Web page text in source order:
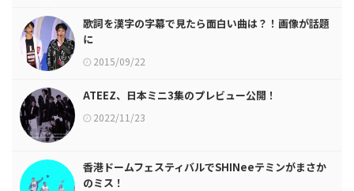
歌詞を漢字の字幕で見たら面白い曲は？！画像が話題
に
2015/09/22
ATEEZ、日本ミニ3集のプレビュー公開！
2022/11/23
香港ドームフェスティバルでSHINeeテミンがまさか
のミス！